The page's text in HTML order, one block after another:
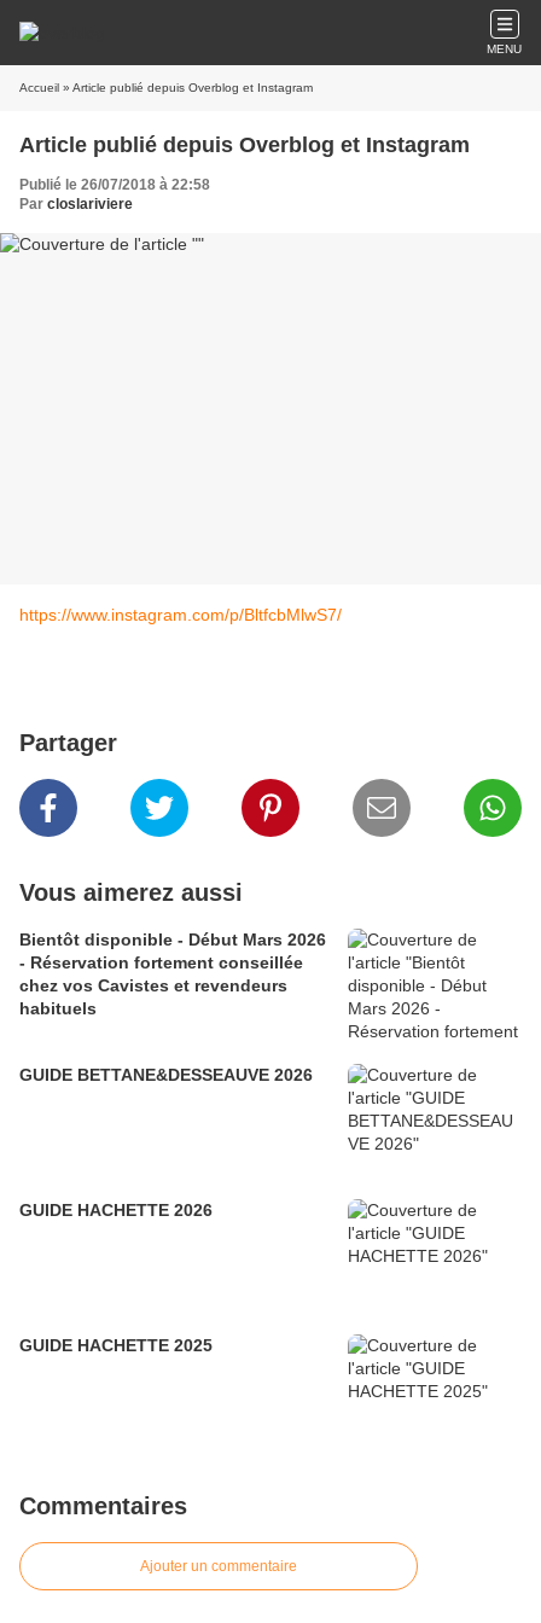
MENU
Accueil » Article publié depuis Overblog et Instagram
Article publié depuis Overblog et Instagram
Publié le 26/07/2018 à 22:58
Par closlariviere
https://www.instagram.com/p/BltfcbMlwS7/
Partager
Vous aimerez aussi
Bientôt disponible - Début Mars 2026
- Réservation fortement conseillée
chez vos Cavistes et revendeurs
habituels
GUIDE BETTANE&DESSEAUVE 2026
GUIDE HACHETTE 2026
GUIDE HACHETTE 2025
Commentaires
Ajouter un commentaire